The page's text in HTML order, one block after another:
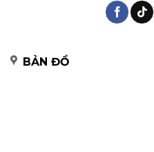
BẢN ĐỒ